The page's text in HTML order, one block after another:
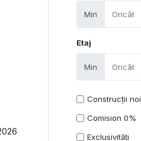
Min
Etaj
Min
Construcții noi
Comision 0%
Exclusivități